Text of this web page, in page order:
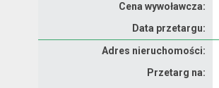
Cena wywoławcza:
Data przetargu:
Adres nieruchomości:
Przetarg na: